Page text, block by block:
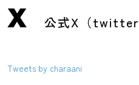
X 公式X（twitter
Tweets by charaani